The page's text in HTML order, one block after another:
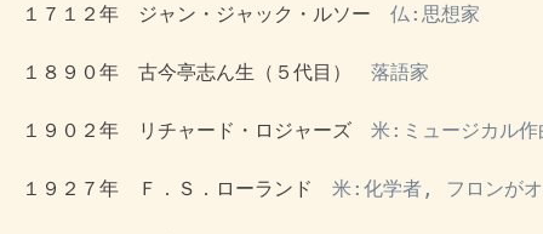
１７１２年　ジャン・ジャック・ルソー 仏:思想家
１８９０年　古今亭志ん生（５代目） 落語家
１９０２年　リチャード・ロジャーズ 米:ミュージカル作
１９２７年　Ｆ．Ｓ．ローランド 米:化学者, フロンがオ